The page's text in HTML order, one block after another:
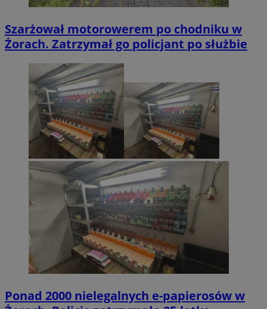
Szarżował motorowerem po chodniku w
Żorach. Zatrzymał go policjant po służbie
Ponad 2000 nielegalnych e-papierosów w